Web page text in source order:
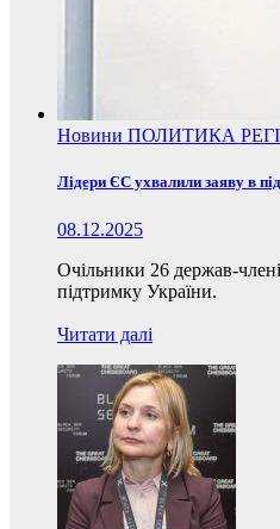
Новини ПОЛИТИКА
Лідери ЄС ухвалили заяву в
08.12.2025
Очільники 26 держав-
підтримку України.
Читати далі